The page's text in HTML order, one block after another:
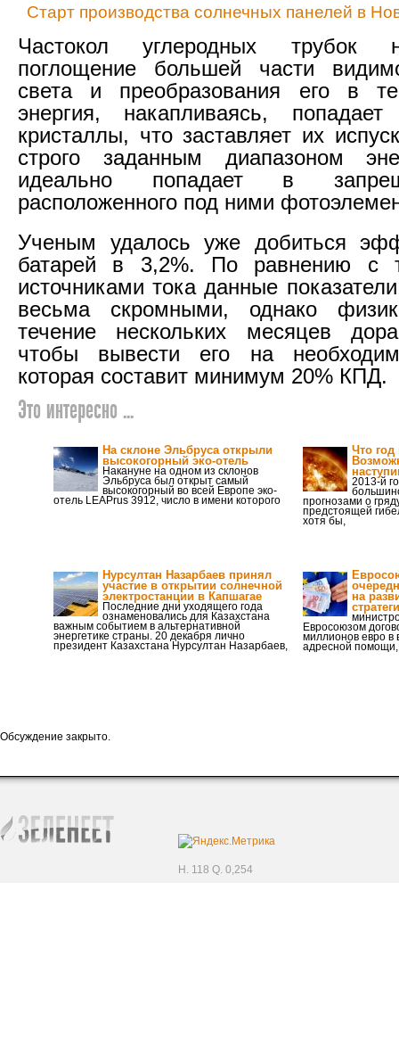
Старт производства солнечных панелей в
Частокол углеродных трубок
поглощение большей части
света и преобразования его в
энергия, накапливаясь,
кристаллы, что заставляет их
строго заданным диапазоном
идеально попадает в
расположенного под ними
Ученым удалось уже добиться
батарей в 3,2%. По равнению с
источниками тока данные
весьма скромными, однако
течение нескольких месяцев
чтобы вывести его на
которая составит минимум 20% КПД.
Это интересно ...
На склоне Эльбруса открыли
высокогорный эко-отель
Накануне на одном из склонов
Эльбруса был открыт самый
высокогорный во всей Европе эко-
отель LEAPrus 3912, число в имени которого
Что год
2013-й
прогнозами о
предстоящей
хотя бы,
Нурсултан Назарбаев принял
участие в открытии солнечной
электростанции в Капшагае
Последние дни уходящего года
ознаменовались для Казахстана
важным событием в альтернативной
энергетике страны. 20 декабря лично
президент Казахстана Нурсултан Назарбаев,
на
Евросоюзом
миллионов евро в
адресной
Обсуждение закрыто.
H. 118 Q. 0,254